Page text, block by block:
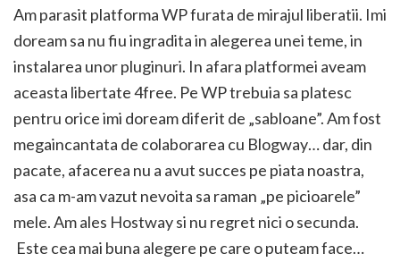
Am parasit platforma WP furata de mirajul liberatii. Imi
doream sa nu fiu ingradita in alegerea unei teme, in
instalarea unor pluginuri. In afara platformei aveam
aceasta libertate 4free. Pe WP trebuia sa platesc
pentru orice imi doream diferit de „sabloane”. Am fost
megaincantata de colaborarea cu Blogway… dar, din
pacate, afacerea nu a avut succes pe piata noastra,
asa ca m-am vazut nevoita sa raman „pe picioarele”
mele. Am ales Hostway si nu regret nici o secunda.
Este cea mai buna alegere pe care o puteam face…